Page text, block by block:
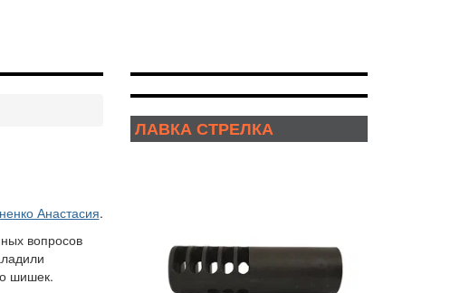
Анастасия.
вопросов
шишек.
ЛАВКА СТРЕЛКА